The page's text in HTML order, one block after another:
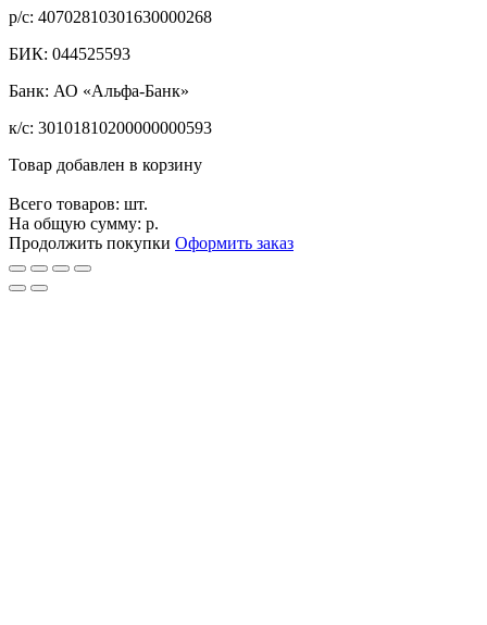
р/с: 40702810301630000268
БИК: 044525593
Банк: АО «Альфа-Банк»
к/с: 30101810200000000593
Товар добавлен в корзину
Всего товаров: шт.
На общую сумму: р.
Продолжить покупки Оформить заказ